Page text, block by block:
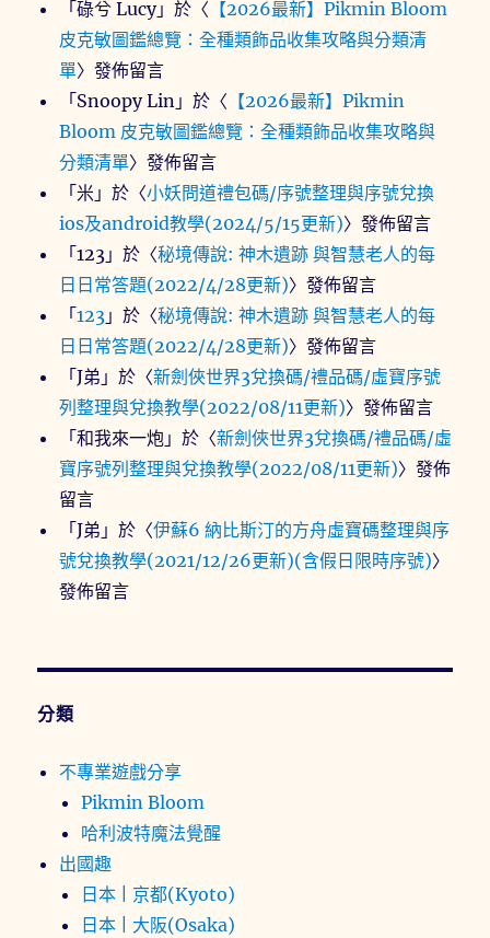
「碌兮 Lucy」於〈 【2026最新】Pikmin Bloom
皮克敏圖鑑總覽：全種類飾品收集攻略與分類清
單〉發佈留言
「Snoopy Lin 」於〈 【2026最新】Pikmin
Bloom 皮克敏圖鑑總覽：全種類飾品收集攻略與
分類清單〉發佈留言
「米 」於〈小妖問道禮包碼/序號整理與序號兌換
ios及android教學(2024/5/15更新)〉發佈留言
「123 」於〈秘境傳說: 神木遺跡 與智慧老人的每
日日常答題(2022/4/28更新)〉發佈留言
「123 」於〈秘境傳說: 神木遺跡 與智慧老人的每
日日常答題(2022/4/28更新)〉發佈留言
「J弟 」於〈新劍俠世界3兌換碼/禮品碼/虛寶序號
列整理與兌換教學(2022/08/11更新)〉發佈留言
「和我來一炮 」於〈新劍俠世界3兌換碼/禮品碼/虛
寶序號列整理與兌換教學(2022/08/11更新)〉發佈
留言
「J弟 」於〈伊蘇6 納比斯汀的方舟虛寶碼整理與序
號兌換教學(2021/12/26更新)(含假日限時序號)〉
發佈留言
分類
不專業遊戲分享
Pikmin Bloom
哈利波特魔法覺醒
出國趣
日本 | 京都(Kyoto)
日本 | 大阪(Osaka)